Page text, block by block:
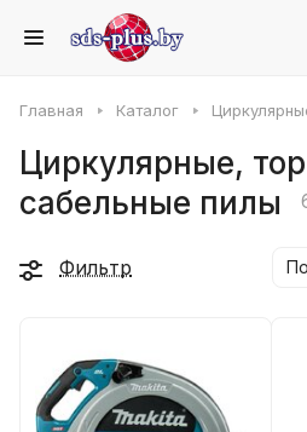
Главная Каталог
Циркулярные,
сабельные пилы
Фильтр